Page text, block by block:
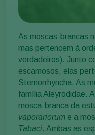
As moscas-brancas
mas pertencem à
verdadeiros). Junto
escamosos, elas
Sternorrhyncha. As
família Aleyrodidae.
mosca-branca da
vaporariorum e a
Tabaci. Ambas as